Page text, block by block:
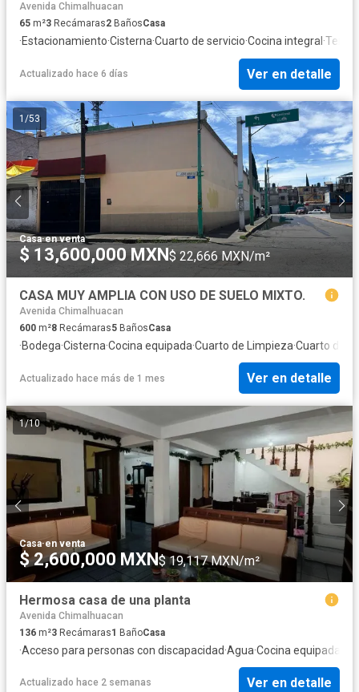
Avenida Chimalhuacan
65 m²3 Recámaras2 BañosCasa
·Estacionamiento·Cisterna·Cuarto de servicio·Cocina integral ·
Actualizado hace 6 días Ver en detalle
1 /53
Casa·en venta
$ 13,600,000 MXN$ 22,666 MXN/m²
CASA MUY AMPLIA CON USO DE SUELO MIXTO.
Avenida Chimalhuacan
600 m²8 Recámaras5 BañosCasa
·Bodega·Cisterna·Cocina equipada·Cuarto de Limpieza·Cuarto de
Actualizado hace más de 1 mes Ver en detalle
1/10
Casa·en venta
$ 2,600,000 MXN$ 19,117 MXN/m²
Hermosa casa de una planta
Avenida Chimalhuacan
136 m²3 Recámaras1 BañoCasa
·Acceso para personas con discapacidad·Agua·Cocina equipada
Actualizado hace 2 semanas Ver en detalle